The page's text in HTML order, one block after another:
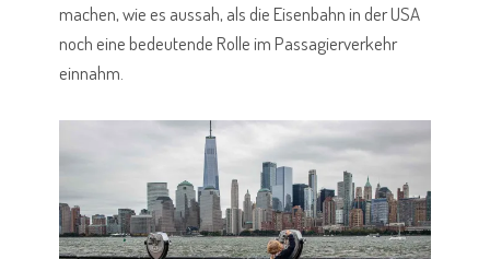
machen, wie es aussah, als die Eisenbahn in der USA
noch eine bedeutende Rolle im Passagierverkehr
einnahm.